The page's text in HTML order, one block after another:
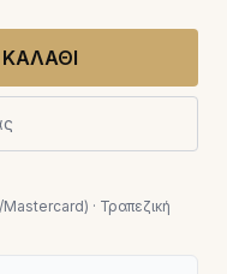
· Τραπεζική